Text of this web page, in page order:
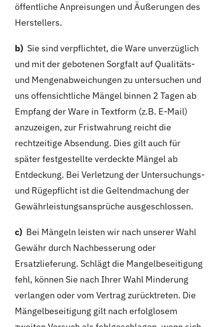
öffentliche Anpreisungen und Äußerungen des
Herstellers.
b) Sie sind verpflichtet, die Ware unverzüglich
und mit der gebotenen Sorgfalt auf Qualitäts-
und Mengenabweichungen zu untersuchen und
uns offensichtliche Mängel binnen 2 Tagen ab
Empfang der Ware in Textform (z.B. E-Mail)
anzuzeigen, zur Fristwahrung reicht die
rechtzeitige Absendung. Dies gilt auch für
später festgestellte verdeckte Mängel ab
Entdeckung. Bei Verletzung der Untersuchungs-
und Rügepflicht ist die Geltendmachung der
Gewährleistungsansprüche ausgeschlossen.
c) Bei Mängeln leisten wir nach unserer Wahl
Gewähr durch Nachbesserung oder
Ersatzlieferung. Schlägt die Mangelbeseitigung
fehl, können Sie nach Ihrer Wahl Minderung
verlangen oder vom Vertrag zurücktreten. Die
Mängelbeseitigung gilt nach erfolglosem